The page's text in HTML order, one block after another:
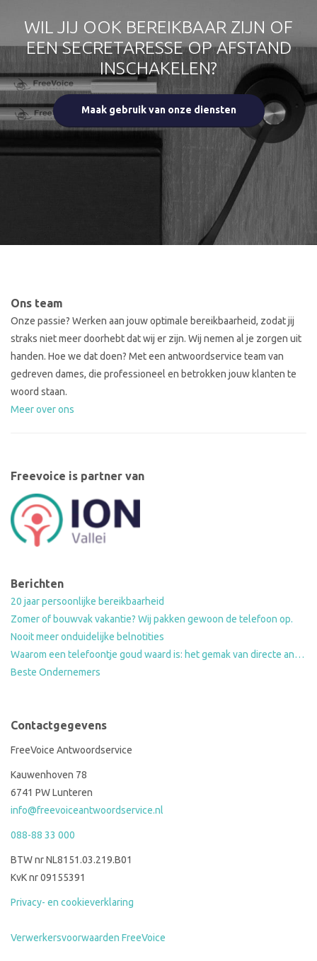
WIL JIJ OOK BEREIKBAAR ZIJN OF
EEN SECRETARESSE OP AFSTAND
INSCHAKELEN?
Maak gebruik van onze diensten
Ons team
Onze passie? Werken aan jouw optimale bereikbaarheid, zodat jij
straks niet meer doorhebt dat wij er zijn. Wij nemen al je zorgen uit
handen. Hoe we dat doen? Met een antwoordservice team van
gedreven dames, die professioneel en betrokken jouw klanten te
woord staan.
Meer over ons
Freevoice is partner van
Berichten
20 jaar persoonlijke bereikbaarheid
Zomer of bouwvak vakantie? Wij pakken gewoon de telefoon op.
Nooit meer onduidelijke belnotities
Waarom een telefoontje goud waard is: het gemak van directe antwoorden op standaardvragen
Beste Ondernemers
Contactgegevens
FreeVoice Antwoordservice
Kauwenhoven 78
6741 PW Lunteren
info@freevoiceantwoordservice.nl
088-88 33 000
BTW nr NL8151.03.219.B01
KvK nr 09155391
Privacy- en cookieverklaring
Verwerkersvoorwaarden FreeVoice